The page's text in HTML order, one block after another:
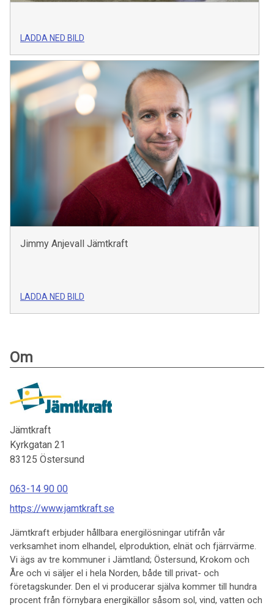
LADDA NED BILD
Jimmy Anjevall Jämtkraft
LADDA NED BILD
Om
Jämtkraft
Kyrkgatan 21
83125 Östersund
063-14 90 00
https://www.jamtkraft.se
Jämtkraft erbjuder hållbara energilösningar utifrån vår
verksamhet inom elhandel, elproduktion, elnät och fjärrvärme.
Vi ägs av tre kommuner i Jämtland; Östersund, Krokom och
Åre och vi säljer el i hela Norden, både till privat- och
företagskunder. Den el vi producerar själva kommer till hundra
procent från förnybara energikällor såsom sol, vind, vatten och